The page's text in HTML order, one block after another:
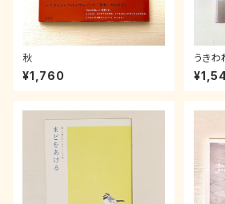
秋
¥1,760
うきわ